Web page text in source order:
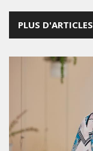
PLUS D'ARTICLES